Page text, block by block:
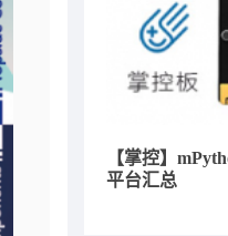
【掌控】
平台汇总